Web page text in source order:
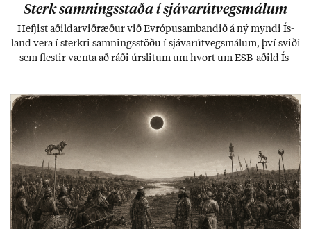
Sterk samn­ings­staða í sjáv­ar­út­vegs­mál­um
Hefj­ist að­ild­ar­við­ræð­ur við Evr­ópu­sam­band­ið á ný myndi Ís­
land vera í sterkri samn­ings­stöðu í sjáv­ar­út­vegs­mál­um, því sviði
sem flest­ir vænta að ráði úr­slit­um um hvort um ESB-að­ild Ís­
kerfi, en sveigj­an­leiki til lausna er um­tals­verð­ur.